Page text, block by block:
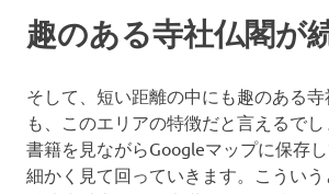
趣のある寺社仏閣が
そして、短い距離の中にも趣のある
も、このエリアの特徴だと言えるで
書籍を見ながらGoogleマップに保存し
細かく見て回っていきます。こうい